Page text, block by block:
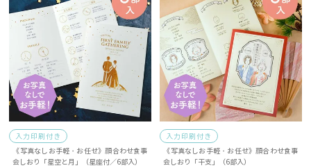
入力印刷付き
《写真なしお手軽・お任せ》顔合わせ食事
会しおり「星空と月」（星座付／6部入）
入力印刷付き
《写真なしお手軽・お任せ》顔合わせ食事
会しおり「干支」（6部入）